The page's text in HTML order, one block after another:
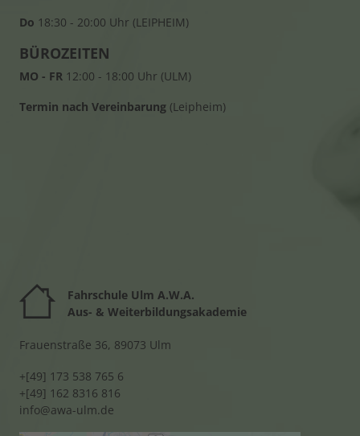
Do 18:30 - 20:00 Uhr (LEIPHEIM)
BÜROZEITEN
MO - FR 12:00 - 18:00 Uhr (ULM)
Termin nach Vereinbarung (Leipheim)
Fahrschule Ulm A.W.A.
Aus- & Weiterbildungsakademie
Frauenstraße 36, 89073 Ulm
+[49] 173 538 765 6
+[49] 162 8316 816
info@awa-ulm.de